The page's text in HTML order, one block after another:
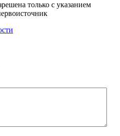
только с указанием